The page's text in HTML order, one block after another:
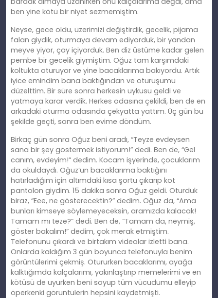
ben yine kötü bir niyet sezmemiştim.
Neyse, gece oldu, üzerimizi değiştirdik, gecelik, pijama
falan giydik, oturmaya devam ediyorduk, bir yandan
meyve yiyor, çay içiyorduk. Ben diz üstüme kadar gelen
pembe bir gecelik giymiştim. Oğuz tam karşımdaki
koltukta oturuyor ve yine bacaklarıma bakıyordu. Artık
iyice emindim bana baktığından ve oturuşumu
düzelttim. Bir süre sonra herkesin uykusu geldi ve
yatmaya karar verdik. Herkes odasına çekildi, ben de en
arkadaki oturma odasında çekyatta yattım. Üç gün bu
şekilde geçti, sonra ben evime döndüm.
Birkaç gün sonra Oğuz beni aradı, “Teyze evdeysen
sana bir şey göstermek istiyorum!” dedi. Ben de, “Gel
canım, evdeyim!” dedim. Kocam işyerinde, çocuklarım
da okuldaydı. Oğuz’un bacaklarıma baktığını
hatırladığım için altımdaki kısa şortu çıkarıp kot
pantolon giydim. 15 dakika sonra Oğuz geldi. Oturduk
biraz, “Eee, ne gösterecektin?” dedim. Oğuz da, “Ama
bunları kimseye söylemeyeceksin, aramızda kalacak!
Tamam mı teze?” dedi. Ben de, “Tamam da, neymiş,
göster bakalım!” dedim, çok merak etmiştim.
Telefonunu çıkardı ve birtakım videolar izletti bana.
Onlarda kaldığım 3 gün boyunca telefonuyla benim
görüntülerimi çekmiş. Otururken bacaklarımı, ayağa
kalktığımda kalçalarımı, yakınlaştırıp memelerimi ve en
kötüsü de uyurken beni soyup tüm vücudumu elleyip
öperkenki görüntülerin hepsini kaydetmişti.